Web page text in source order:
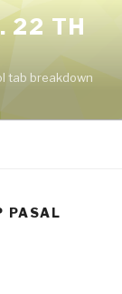
22 TH
tab breakdown
PASAL